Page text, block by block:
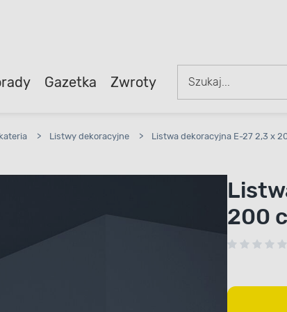
Gazetka Zwroty
> Listwy dekoracyjne > Listwa dekoracyjna E-27 2,3 x
200